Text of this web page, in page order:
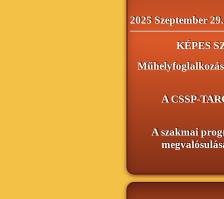
2025 Szeptember 29.
KÉPES
A CSSP-
A szakmai